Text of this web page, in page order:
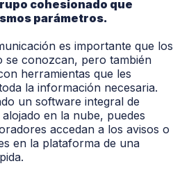
cohesionado que
parámetros.
es importante que los
se conozcan, pero también
herramientas que les
la información necesaria.
un software integral de
en la nube, puedes
accedan a los avisos o
en la plataforma de una